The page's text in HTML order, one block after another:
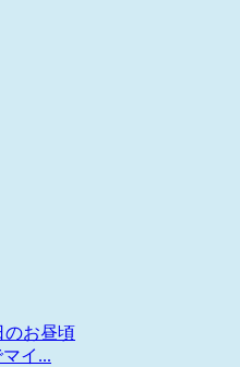
のお昼頃
イ...